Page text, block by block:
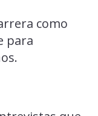
como
para